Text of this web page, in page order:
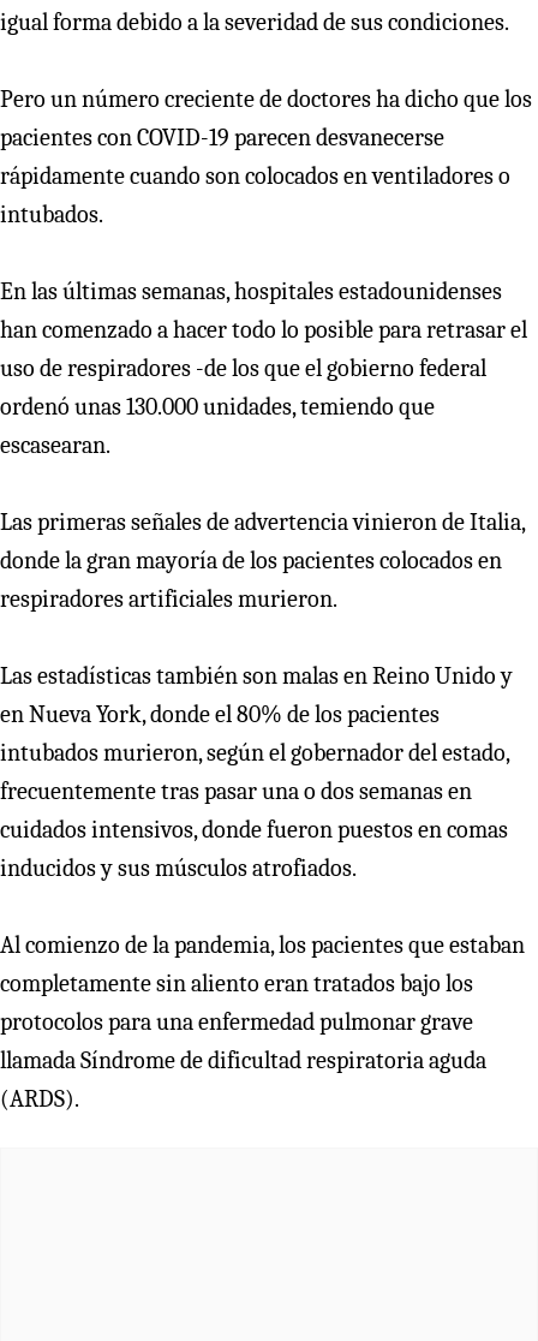
igual forma debido a la severidad de sus condiciones.
Pero un número creciente de doctores ha dicho que los
pacientes con COVID-19 parecen desvanecerse
rápidamente cuando son colocados en ventiladores o
intubados.
En las últimas semanas, hospitales estadounidenses
han comenzado a hacer todo lo posible para retrasar el
uso de respiradores -de los que el gobierno federal
ordenó unas 130.000 unidades, temiendo que
escasearan.
Las primeras señales de advertencia vinieron de Italia,
donde la gran mayoría de los pacientes colocados en
respiradores artificiales murieron.
Las estadísticas también son malas en Reino Unido y
en Nueva York, donde el 80% de los pacientes
intubados murieron, según el gobernador del estado,
frecuentemente tras pasar una o dos semanas en
cuidados intensivos, donde fueron puestos en comas
inducidos y sus músculos atrofiados.
Al comienzo de la pandemia, los pacientes que estaban
completamente sin aliento eran tratados bajo los
protocolos para una enfermedad pulmonar grave
llamada Síndrome de dificultad respiratoria aguda
(ARDS).